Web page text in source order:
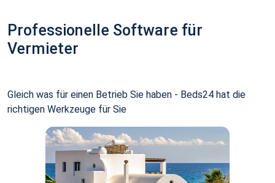
Professionelle Software für
Vermieter
Gleich was für einen Betrieb Sie haben - Beds24 hat die
richtigen Werkzeuge für Sie